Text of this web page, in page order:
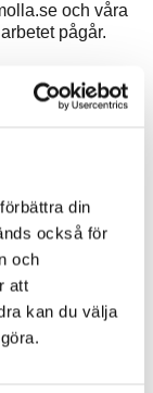
din
också för
och
att
kan du välja
och våra
pågår.